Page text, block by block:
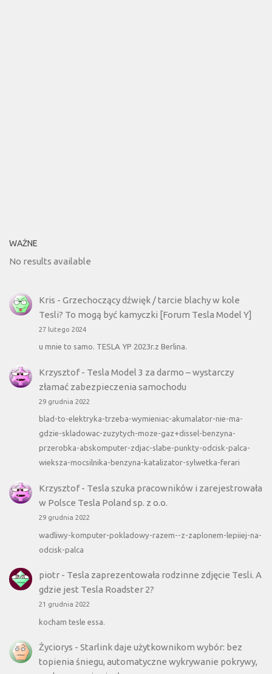
WAŻNE
No results available
Kris - Grzechoczący dźwięk / tarcie blachy w kole
Tesli? To mogą być kamyczki [Forum Tesla Model Y]
27 lutego 2024
u mnie to samo. TESLA YP 2023r.z Berlina.
Krzysztof- Tesla Model 3 za darmo – wystarczy
złamać zabezpieczenia samochodu
29 grudnia 2022
blad-to-elektryka-trzeba-wymieniac-akumalator-nie-ma-
gdzie-skladowac-zuzytych-moze-gaz+dissel-benzyna-
przerobka-abskomputer-zdjac-slabe-punkty-odcisk-palca-
wieksza-mocsilnika-benzyna-katalizator-sylwetka-ferari
Krzysztof- Tesla szuka pracowników i zarejestrowała
w Polsce Tesla Poland sp. z o.o.
29 grudnia 2022
wadliwy-komputer-pokladowy-razem--z-zaplonem-lepiiej-na-
odcisk-palca
piotr- Tesla zaprezentowała rodzinne zdjęcie Tesli. A
gdzie jest Tesla Roadster 2?
21 grudnia 2022
kocham tesle essa.
Życiorys - Starlink daje użytkownikom wybór: bez
topienia śniegu, automatyczne wykrywanie pokrywy,